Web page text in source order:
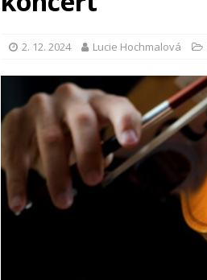
2. 12. 2024 Lucie Hochmalová